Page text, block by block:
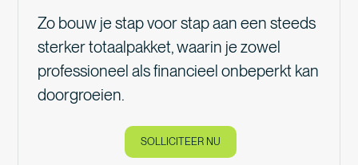
Zo bouw je stap voor stap aan een steeds
sterker totaalpakket, waarin je zowel
professioneel als financieel onbeperkt kan
doorgroeien.
SOLLICITEER NU